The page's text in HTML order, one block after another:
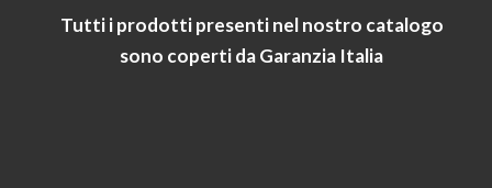
Tutti i prodotti presenti nel nostro catalogo
sono coperti da Garanzia Italia